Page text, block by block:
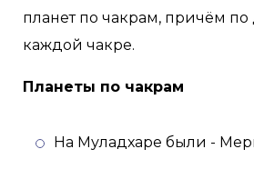
планет по чакрам, причём по
каждой чакре.
Планеты по чакрам
На Муладхаре были -